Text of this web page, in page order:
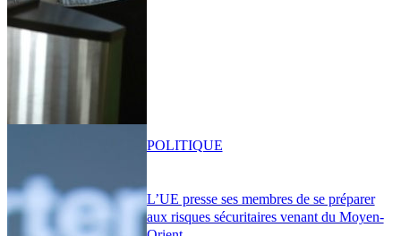
L’UE presse ses membres de se préparer
aux risques sécuritaires venant du Moyen-
POLITIQUE